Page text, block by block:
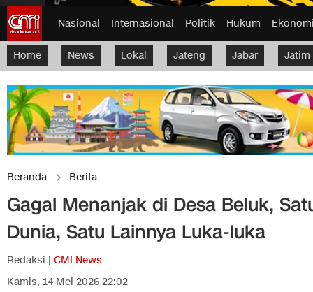
Nasional Internasional Politik Hukum
Home News Lokal Jateng Jabar Jatim
Beranda Berita
Gagal Menanjak di Desa Beluk,
Dunia, Satu Lainnya Luka-luka
Redaksi | CMI News
Kamis, 14 Mei 2026 22:02